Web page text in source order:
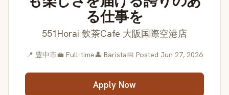
る仕事を
551Horai 飲茶Cafe 大阪国際空港店
📍 豊中市💼 Full-time👤 Barista📅 Posted Jun 27, 2026
Apply Now